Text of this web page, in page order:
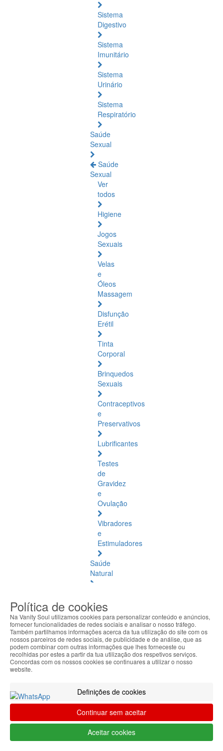
Sistema
Digestivo
Sistema
Imunitário
Sistema
Urinário
Sistema
Respiratório
Saúde
Sexual
Saúde
Sexual
Ver
todos
Higiene
Jogos
Sexuais
Velas
e
Óleos
Massagem
Disfunção
Erétil
Tinta
Corporal
Brinquedos
Sexuais
Contraceptivos
e
Preservativos
Lubrificantes
Testes
de
Gravidez
e
Ovulação
Vibradores
e
Estimuladores
Saúde
Natural
Natural
Ver
todos
Âmbar
Báltico
Músculos
Bem-
Estar
Quotidiano
Política de cookies
Na Vanity Soul utilizamos cookies para personalizar conteúdo e anúncios,
fornecer funcionalidades de redes sociais e analisar o nosso tráfego.
Também partilhamos informações acerca da tua utilização do site com os
nossos parceiros de redes sociais, de publicidade e de análise, que as
podem combinar com outras informações que lhes forneceste ou
recolhidas por estes a partir da tua utilização dos respetivos serviços.
Concordas com os nossos cookies se continuares a utilizar o nosso
website.
Definições de cookies
Continuar sem aceitar
Aceitar cookies